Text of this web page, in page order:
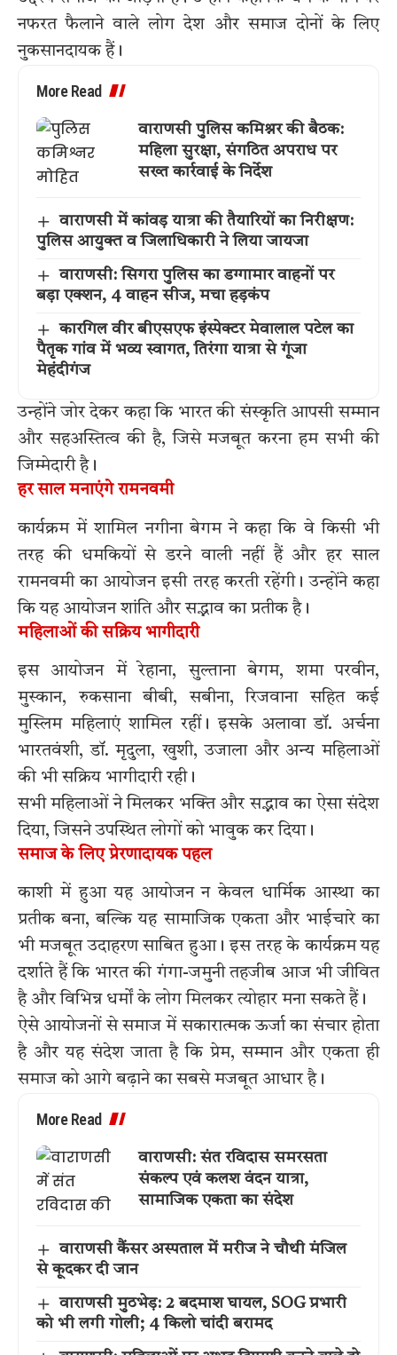
नफरत फैलाने वाले लोग देश और समाज दोनों के लिए
नुकसानदायक हैं।
More Read
वाराणसी पुलिस कमिश्नर की बैठक:
महिला सुरक्षा, संगठित अपराध पर
सख्त कार्रवाई के निर्देश
वाराणसी में कांवड़ यात्रा की तैयारियों का निरीक्षण:
पुलिस आयुक्त व जिलाधिकारी ने लिया जायजा
वाराणसी: सिगरा पुलिस का डग्गामार वाहनों पर
बड़ा एक्शन, 4 वाहन सीज, मचा हड़कंप
कारगिल वीर बीएसएफ इंस्पेक्टर मेवालाल पटेल का
पैतृक गांव में भव्य स्वागत, तिरंगा यात्रा से गूंजा
मेहंदीगंज
उन्होंने जोर देकर कहा कि भारत की संस्कृति आपसी सम्मान
और सहअस्तित्व की है, जिसे मजबूत करना हम सभी की
जिम्मेदारी है।
हर साल मनाएंगे रामनवमी
कार्यक्रम में शामिल नगीना बेगम ने कहा कि वे किसी भी
तरह की धमकियों से डरने वाली नहीं हैं और हर साल
रामनवमी का आयोजन इसी तरह करती रहेंगी। उन्होंने कहा
कि यह आयोजन शांति और सद्भाव का प्रतीक है।
महिलाओं की सक्रिय भागीदारी
इस आयोजन में रेहाना, सुल्ताना बेगम, शमा परवीन,
मुस्कान, रुकसाना बीबी, सबीना, रिजवाना सहित कई
मुस्लिम महिलाएं शामिल रहीं। इसके अलावा डॉ. अर्चना
भारतवंशी, डॉ. मृदुला, खुशी, उजाला और अन्य महिलाओं
की भी सक्रिय भागीदारी रही।
सभी महिलाओं ने मिलकर भक्ति और सद्भाव का ऐसा संदेश
दिया, जिसने उपस्थित लोगों को भावुक कर दिया।
समाज के लिए प्रेरणादायक पहल
काशी में हुआ यह आयोजन न केवल धार्मिक आस्था का
प्रतीक बना, बल्कि यह सामाजिक एकता और भाईचारे का
भी मजबूत उदाहरण साबित हुआ। इस तरह के कार्यक्रम यह
दर्शाते हैं कि भारत की गंगा-जमुनी तहजीब आज भी जीवित
है और विभिन्न धर्मों के लोग मिलकर त्योहार मना सकते हैं।
ऐसे आयोजनों से समाज में सकारात्मक ऊर्जा का संचार होता
है और यह संदेश जाता है कि प्रेम, सम्मान और एकता ही
समाज को आगे बढ़ाने का सबसे मजबूत आधार है।
More Read
वाराणसी: संत रविदास समरसता
संकल्प एवं कलश वंदन यात्रा,
सामाजिक एकता का संदेश
वाराणसी कैंसर अस्पताल में मरीज ने चौथी मंजिल
से कूदकर दी जान
वाराणसी मुठभेड़: 2 बदमाश घायल, SOG प्रभारी
को भी लगी गोली; 4 किलो चांदी बरामद